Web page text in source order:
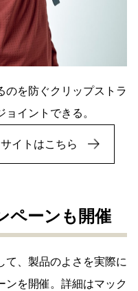
を防ぐクリップストラ
イントできる。
イトはこちら
ペーンも開催
て、製品のよさを実際に
ンを開催。詳細はマック